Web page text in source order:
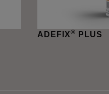
ADEFIX® PLUS